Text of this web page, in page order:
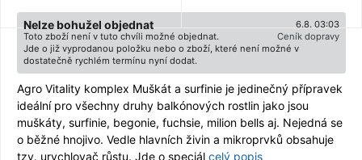
6.8. 03:03
Nelze bohužel objednat
Ceník dopravy
Toto zboží není v tuto chvíli možné objednat.
Jde o již vyprodanou položku nebo o zboží, které není možné v
dostatečně rychlém termínu nyní dodat.
Agro Vitality komplex Muškát a surfinie je jedinečný přípravek
ideální pro všechny druhy balkónových rostlin jako jsou
muškáty, surfinie, begonie, fuchsie, milion bells aj. Nejedná se
o běžné hnojivo. Vedle hlavních živin a mikroprvků obsahuje
tzv. urychlovač růstu. Jde o speciál celý popis